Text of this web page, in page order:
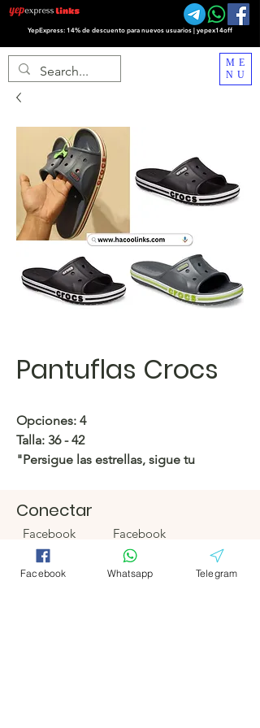
YepExpress: 14% de descuento para nuevos usuarios | yepex14off
ME
NU
Pantuflas Crocs
Opciones: 4
Talla: 36 - 42
"Persigue las estrellas, sigue tu
https://c.hacoo.pl/2knLxK
Tienda Hacoo
https://c.hacoo.pl/2eg7RJ
Conectar
Facebook
Telegrama
Hacoo Store
Hojas de
Facebook
Telegrama
Facebook Whatsapp Telegram